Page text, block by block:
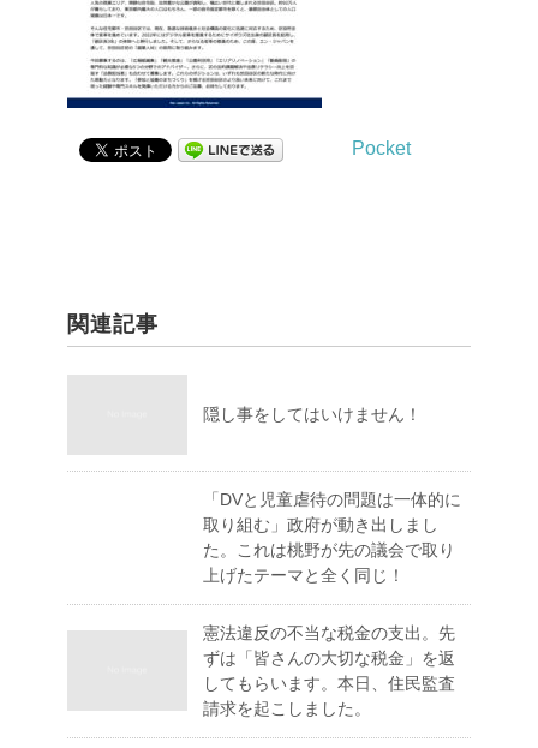
Pocket
関連記事
隠し事をしてはいけません！
「DVと児童虐待の問題は一体的に
取り組む」政府が動き出しまし
た。これは桃野が先の議会で取り
上げたテーマと全く同じ！
憲法違反の不当な税金の支出。先
ずは「皆さんの大切な税金」を返
してもらいます。本日、住民監査
請求を起こしました。